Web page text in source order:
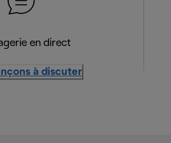
en direct
à discuter